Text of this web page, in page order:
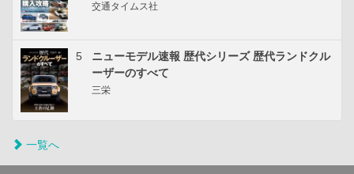
交通タイムス社
5
ニューモデル速報 歴代シリーズ 歴代ランドクル
ーザーのすべて
三栄
一覧へ